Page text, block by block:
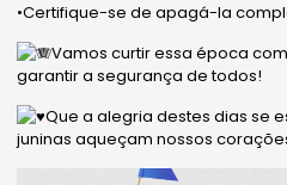
•Certifique-se de apagá-la
Vamos curtir essa época
garantir a segurança de todos!
Que a alegria destes dias se
juninas aqueçam nossos